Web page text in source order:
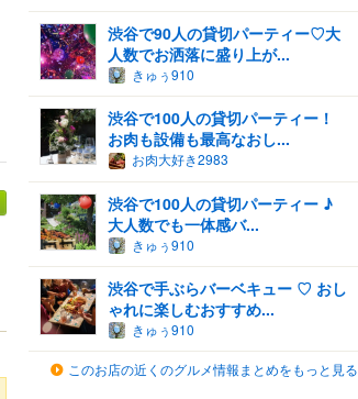
渋谷で90人の貸切パーティー♡大
人数でお洒落に盛り上が...
きゅぅ910
渋谷で100人の貸切パーティー！
お肉も設備も最高なおし...
お肉大好き2983
渋谷で100人の貸切パーティー ♪
大人数でも一体感バ...
きゅぅ910
渋谷で手ぶらバーベキュー ♡ おし
ゃれに楽しむおすすめ...
きゅぅ910
このお店の近くのグルメ情報まとめをもっと見る